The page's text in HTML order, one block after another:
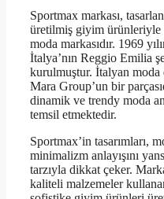
Sportmax markası,
üretilmiş giyim ürünleriyle
moda markasıdır. 1969
İtalya’nın Reggio Emilia
kurulmuştur. İtalyan
Mara Group’un bir
dinamik ve trendy moda
temsil etmektedir.
Sportmax’in tasarımları,
minimalizm anlayışını
tarzıyla dikkat çeker.
kaliteli malzemeler